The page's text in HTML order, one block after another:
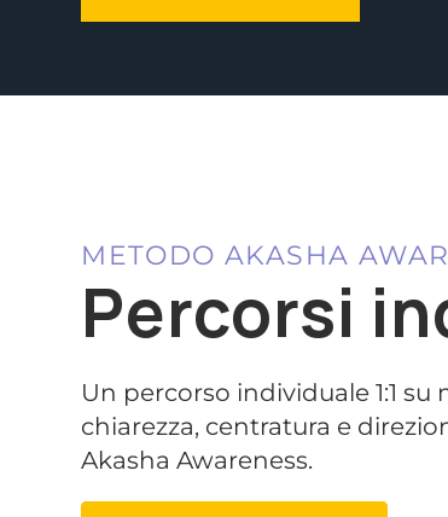
METODO AKASHA
Percorsi
Un percorso individuale 1:1
chiarezza, centratura e
Akasha Awareness.